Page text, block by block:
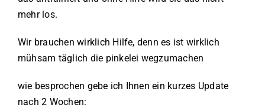
mehr los.
Wir brauchen wirklich Hilfe, denn es ist wirklich
mühsam täglich die pinkelei wegzumachen
wie besprochen gebe ich Ihnen ein kurzes Update
nach 2 Wochen: